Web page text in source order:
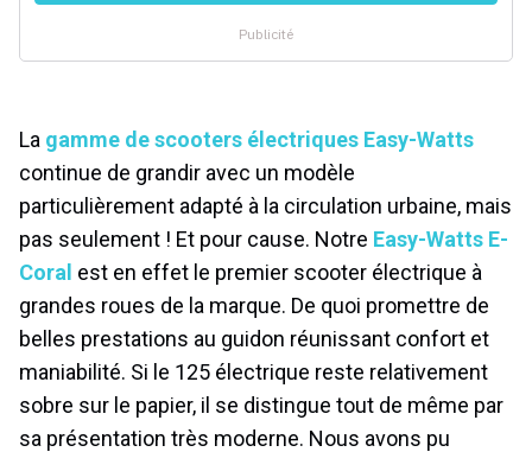
La gamme de scooters électriques Easy-Watts
continue de grandir avec un modèle
particulièrement adapté à la circulation urbaine, mais
pas seulement ! Et pour cause. Notre Easy-Watts E-
Coral est en effet le premier scooter électrique à
grandes roues de la marque. De quoi promettre de
belles prestations au guidon réunissant confort et
maniabilité. Si le 125 électrique reste relativement
sobre sur le papier, il se distingue tout de même par
sa présentation très moderne. Nous avons pu